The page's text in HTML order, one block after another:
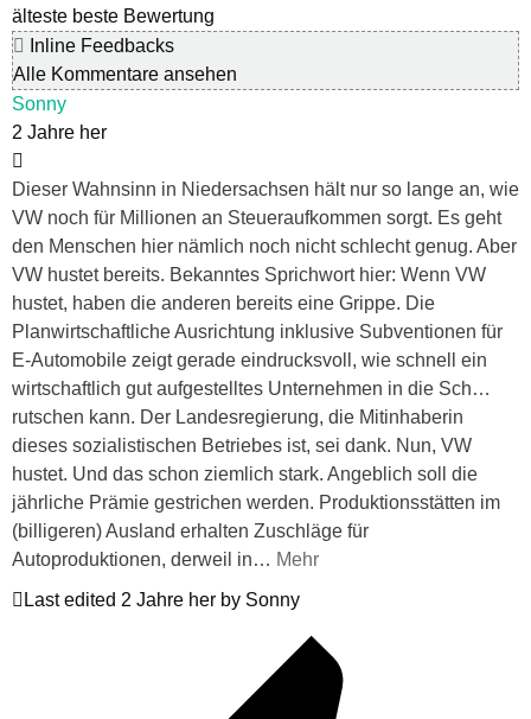
älteste beste Bewertung
Inline Feedbacks
Alle Kommentare ansehen
Sonny
2 Jahre her
Dieser Wahnsinn in Niedersachsen hält nur so lange an, wie
VW noch für Millionen an Steueraufkommen sorgt. Es geht
den Menschen hier nämlich noch nicht schlecht genug. Aber
VW hustet bereits. Bekanntes Sprichwort hier: Wenn VW
hustet, haben die anderen bereits eine Grippe. Die
Planwirtschaftliche Ausrichtung inklusive Subventionen für
E-Automobile zeigt gerade eindrucksvoll, wie schnell ein
wirtschaftlich gut aufgestelltes Unternehmen in die Sch…
rutschen kann. Der Landesregierung, die Mitinhaberin
dieses sozialistischen Betriebes ist, sei dank. Nun, VW
hustet. Und das schon ziemlich stark. Angeblich soll die
jährliche Prämie gestrichen werden. Produktionsstätten im
(billigeren) Ausland erhalten Zuschläge für
Autoproduktionen, derweil in… Mehr
Last edited 2 Jahre her by Sonny